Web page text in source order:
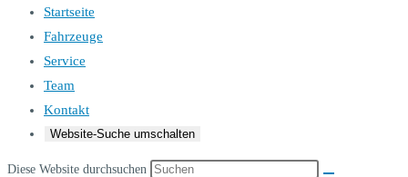
Startseite
Fahrzeuge
Service
Team
Kontakt
Website-Suche umschalten
Diese Website durchsuchen